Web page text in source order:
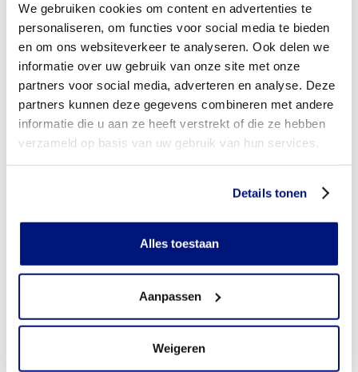
We gebruiken cookies om content en advertenties te
personaliseren, om functies voor social media te bieden
en om ons websiteverkeer te analyseren. Ook delen we
informatie over uw gebruik van onze site met onze
partners voor social media, adverteren en analyse. Deze
partners kunnen deze gegevens combineren met andere
informatie die u aan ze heeft verstrekt of die ze hebben
verzameld op basis van uw gebruik van hun services.
Details tonen
Alles toestaan
Aanpassen
Weigeren
Wordt mijn hoofdorthese vergoed vanuit een aanvullende
verzekering?
Is de hoofdorthese individueel vervaardigd of verkrijgbaar
in confectie standaard uitvoeringen?
Is de hoofdorthese mijn eigendom?
Heb ik voor het laten aanmeten van een hoofdorthese
Kan ik een reserve hoofdorthese vergoed krijgen?
Wat valt er binnen de vergoeding van een hoofdorthese?
Wordt een hoofdorthese die ik gebruik voor sporten
betaald door mijn zorgverzekering?
Betaal ik een eigen bijdrage voor de hoofdorthese?